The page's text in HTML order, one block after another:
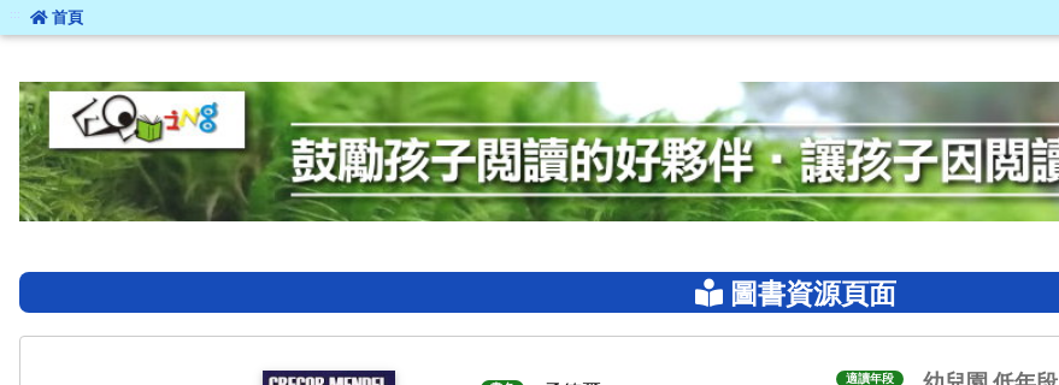
::: 首頁
圖書資源頁面
適讀年段